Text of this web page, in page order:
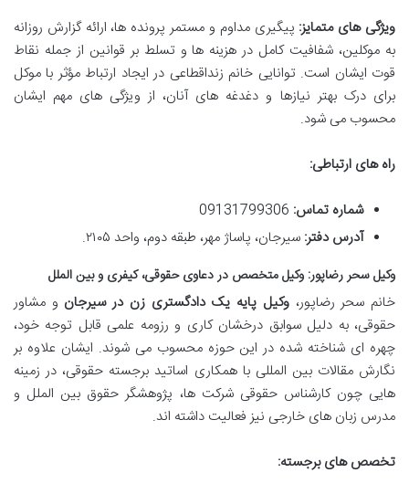
ویژگی های متمایز: پیگیری مداوم و مستمر پرونده ها، ارائه گزارش روزانه
به موکلین، شفافیت کامل در هزینه ها و تسلط بر قوانین از جمله نقاط
قوت ایشان است. توانایی خانم زنداقطاعی در ایجاد ارتباط مؤثر با موکل
برای درک بهتر نیازها و دغدغه های آنان، از ویژگی های مهم ایشان
محسوب می شود.
راه های ارتباطی:
شماره تماس:
آدرس دفتر: سیرجان، پاساژ مهر، طبقه دوم، واحد ۲۱۰۵.
وکیل سحر رضاپور: وکیل متخصص در دعاوی حقوقی، کیفری و بین الملل
خانم سحر رضاپور،وکیل پایه یک دادگستری زن در سیرجان و مشاور
حقوقی، به دلیل سوابق درخشان کاری و رزومه علمی قابل توجه خود،
چهره ای شناخته شده در این حوزه محسوب می شوند. ایشان علاوه بر
نگارش مقالات بین المللی با همکاری اساتید برجسته حقوقی، در زمینه
هایی چون کارشناس حقوقی شرکت ها، پژوهشگر حقوق بین الملل و
مدرس زبان های خارجی نیز فعالیت داشته اند.
تخصص های برجسته: